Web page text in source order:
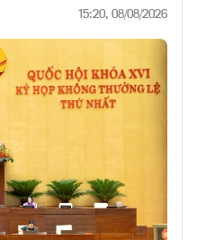
15:20, 08/08/2026